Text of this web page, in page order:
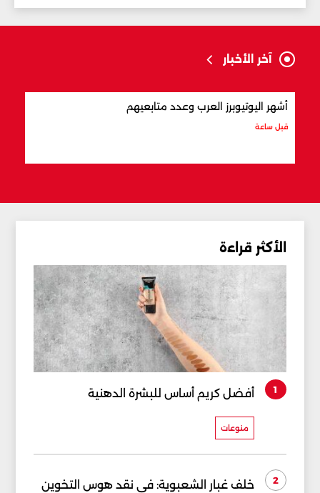
آخر الأخبار
أشهر اليوتيوبرز العرب وعدد متابعيهم
قبل ساعة
الأكثر قراءة
1 أفضل كريم أساس للبشرة الدهنية
منوعات
2 خلف غبار الشعبوية: في نقد هوس التخوين